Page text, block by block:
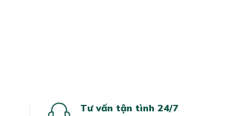
Tư vấn tận tình 24/7